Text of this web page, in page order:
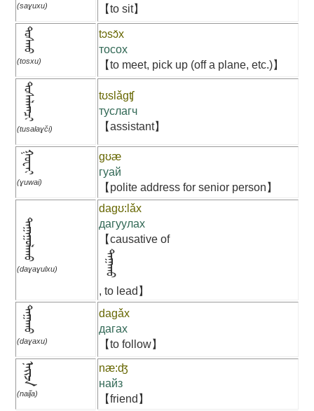
(saɣuxu)
【to sit】
ᠲᠣᠰᠬᠤ
(tosxu)
tɔsɔ̌x
тосох
【to meet, pick up (off a plane, etc.)】
ᠲᠣᠰᠠᠯᠠᠭᠴᠢ
(tusalaɣči)
tʊslǎgʧ
туслагч
【assistant】
ᠭᠣᠧᠡᠢ
(ɣuwai)
gʊæ
гуай
【polite address for senior person】
ᠳᠠᠭᠠᠭᠤᠯᠠᠬᠤ
(daɣaɣulxu)
dagʊ:lǎx
дагуулах
【causative of
ᠳᠠᠭᠠᠬᠤ
, to lead】
ᠳᠠᠭᠠᠬᠤ
(daɣaxu)
dagǎx
дагах
【to follow】
ᠨᠠᠢᠵᠠ
(naiǰa)
næ:ʤ
найз
【friend】